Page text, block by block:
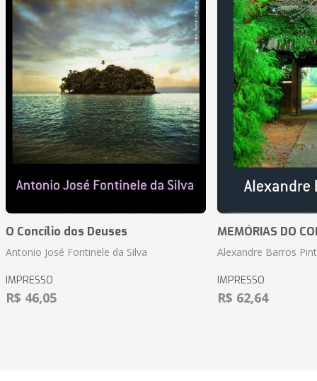
O Concílio dos Deuses
Antonio José Fontinele da Silva
IMPRESSO
R$ 46,05
MEMÓRIAS DO
Alexandre Barros
IMPRESSO
R$ 62,64